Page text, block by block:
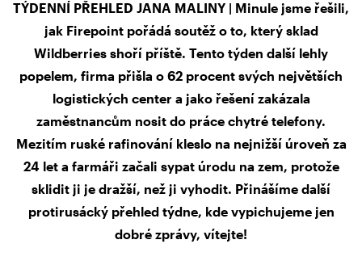
TÝDENNÍ PŘEHLED JANA MALINY | Minule jsme řešili,
jak Firepoint pořádá soutěž o to, který sklad
Wildberries shoří příště. Tento týden další lehly
popelem, firma přišla o 62 procent svých největších
logistických center a jako řešení zakázala
zaměstnancům nosit do práce chytré telefony.
Mezitím ruské rafinování kleslo na nejnižší úroveň za
24 let a farmáři začali sypat úrodu na zem, protože
sklidit ji je dražší, než ji vyhodit. Přinášíme další
protirusácký přehled týdne, kde vypichujeme jen
dobré zprávy, vítejte!